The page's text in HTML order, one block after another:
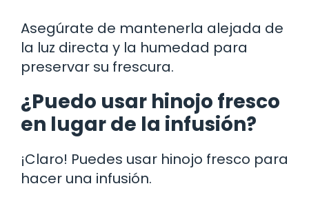
Asegúrate de mantenerla alejada de
la luz directa y la humedad para
preservar su frescura.
¿Puedo usar hinojo fresco
en lugar de la infusión?
¡Claro! Puedes usar hinojo fresco para
hacer una infusión.